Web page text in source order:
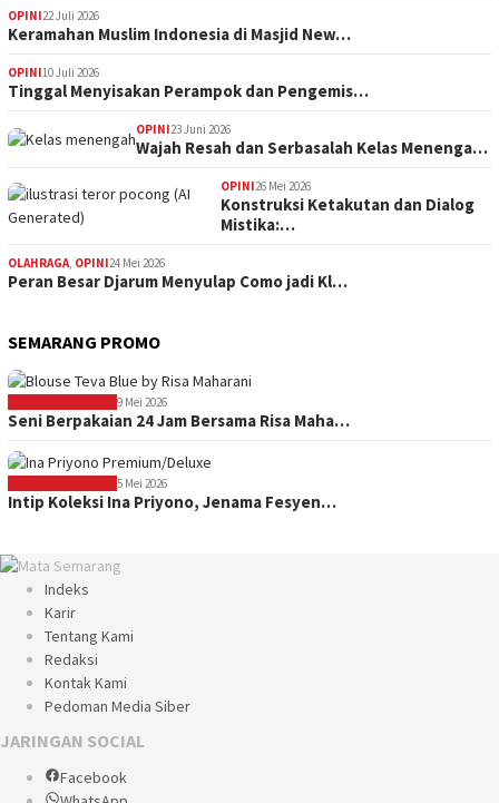
OPINI22 Juli 2026
Keramahan Muslim Indonesia di Masjid New…
OPINI10 Juli 2026
Tinggal Menyisakan Perampok dan Pengemis…
OPINI23 Juni 2026
Wajah Resah dan Serbasalah Kelas Menenga…
OPINI26 Mei 2026
Konstruksi Ketakutan dan Dialog
Mistika:…
OLAHRAGA, OPINI24 Mei 2026
Peran Besar Djarum Menyulap Como jadi Kl…
SEMARANG PROMO
9 Mei 2026
Seni Berpakaian 24 Jam Bersama Risa Maha…
5 Mei 2026
Intip Koleksi Ina Priyono, Jenama Fesyen…
Indeks
Karir
Tentang Kami
Redaksi
Kontak Kami
Pedoman Media Siber
JARINGAN SOCIAL
Facebook